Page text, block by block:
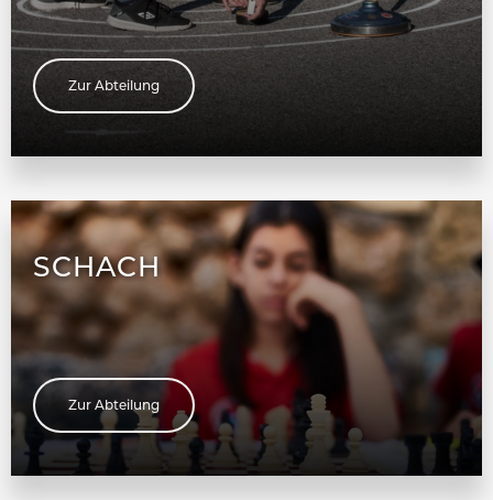
Zur Abteilung
SCHACH
Zur Abteilung